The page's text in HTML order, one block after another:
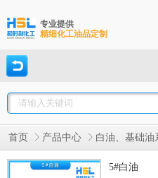
专业提供
精细化工油品定制
首页 产品中心 白油、基础油
5#白油